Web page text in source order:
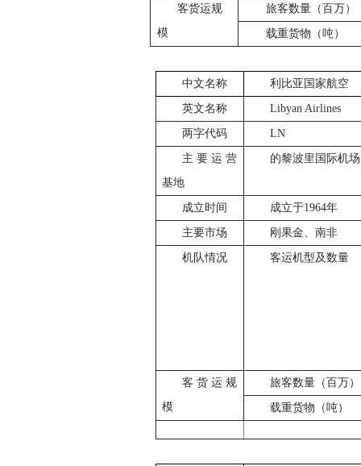
客货运规
模
旅客数量（百万）
载重货物（吨）
中文名称 利比亚国家航空
英文名称 Libyan Airlines
两字代码 LN
主要运营
基地
的黎波里国际机场
成立时间 成立于1964年
主要市场 刚果金、南非
机队情况 客运机型及数量
客货运规
模
旅客数量（百万）
载重货物（吨）